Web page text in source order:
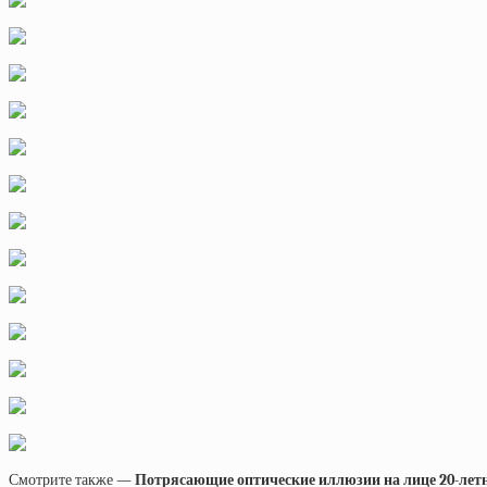
Смотрите также —Потрясающие оптические иллюзии на лице 20-